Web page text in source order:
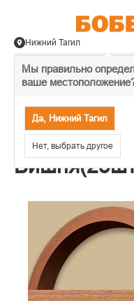
Мы правильно
ваше
Да, Нижний Тагил
Нет, выбрать другое
Нижний Тагил
Угол